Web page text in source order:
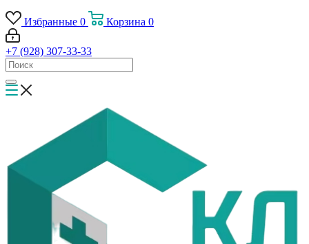
Избранные 0 Корзина 0
+7 (928) 307-33-33